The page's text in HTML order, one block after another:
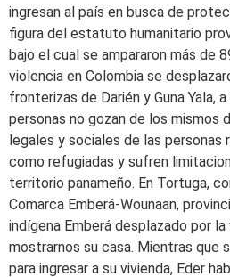
ingresan al país en busca de
figura del estatuto humanitario
bajo el cual se ampararon más de
violencia en Colombia se
fronterizas de Darién y Guna Yala,
personas no gozan de los mismos
legales y sociales de las
como refugiadas y sufren
territorio panameño. En Tortuga,
Comarca Emberá-Wounaan,
indígena Emberá desplazado por
mostrarnos su casa. Mientras que
para ingresar a su vivienda, Eder